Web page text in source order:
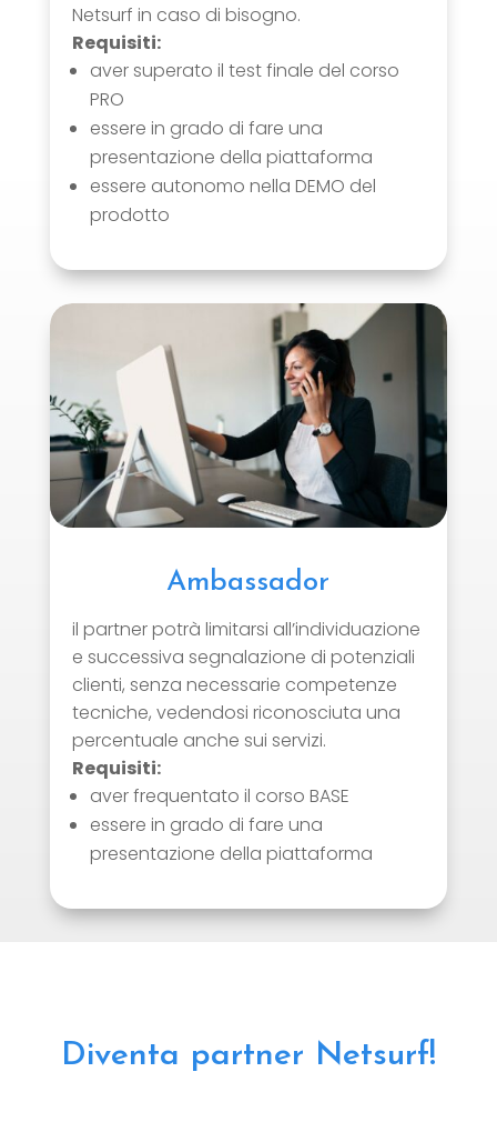
Netsurf in caso di bisogno.
Requisiti:
aver superato il test finale del corso
PRO
essere in grado di fare una
presentazione della piattaforma
essere autonomo nella DEMO del
prodotto
Ambassador
il partner potrà limitarsi all’individuazione
e successiva segnalazione di potenziali
clienti, senza necessarie competenze
tecniche, vedendosi riconosciuta una
percentuale anche sui servizi.
Requisiti:
aver frequentato il corso BASE
essere in grado di fare una
presentazione della piattaforma
Diventa partner Netsurf!